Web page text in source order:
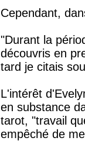
Cependant,
"Durant la
découvris en
tard je citais
L'intérêt
en substance
tarot, "travail
empêché de